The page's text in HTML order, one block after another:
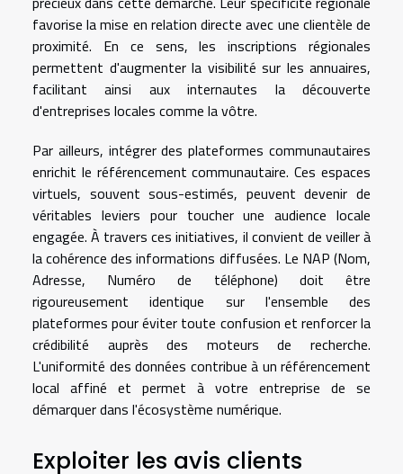
favorise la mise en relation directe avec une clientèle de
proximité. En ce sens, les inscriptions régionales
permettent d'augmenter la visibilité sur les annuaires,
facilitant ainsi aux internautes la découverte
d'entreprises locales comme la vôtre.
Par ailleurs, intégrer des plateformes communautaires
enrichit le référencement communautaire. Ces espaces
virtuels, souvent sous-estimés, peuvent devenir de
véritables leviers pour toucher une audience locale
engagée. À travers ces initiatives, il convient de veiller à
la cohérence des informations diffusées. Le NAP (Nom,
Adresse, Numéro de téléphone) doit être
rigoureusement identique sur l'ensemble des
plateformes pour éviter toute confusion et renforcer la
crédibilité auprès des moteurs de recherche.
L'uniformité des données contribue à un référencement
local affiné et permet à votre entreprise de se
démarquer dans l'écosystème numérique.
Exploiter les avis clients